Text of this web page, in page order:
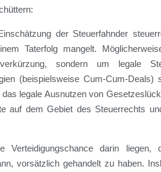
der Steuerfahnder
Taterfolg mangelt.
sondern um legale
(beispielsweise Cum-Cum-
legale Ausnutzen von
auf dem Gebiet des Steuerrechts
Verteidigungschance darin liegen,
vorsätzlich gehandelt zu haben.